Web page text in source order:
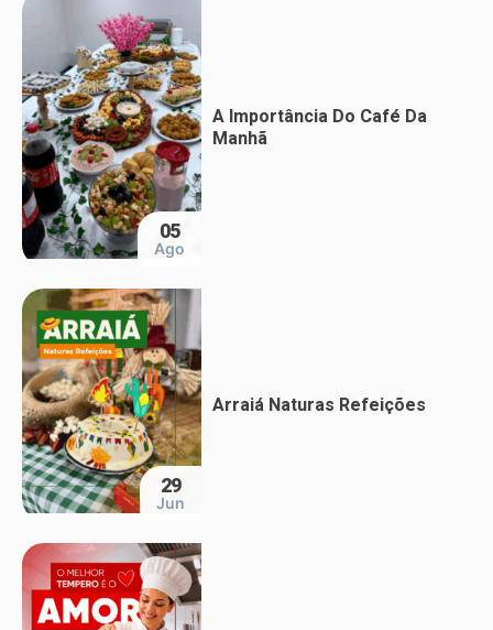
05
Ago
A Importância Do Café Da
Manhã
29
Jun
Arraiá Naturas Refeições